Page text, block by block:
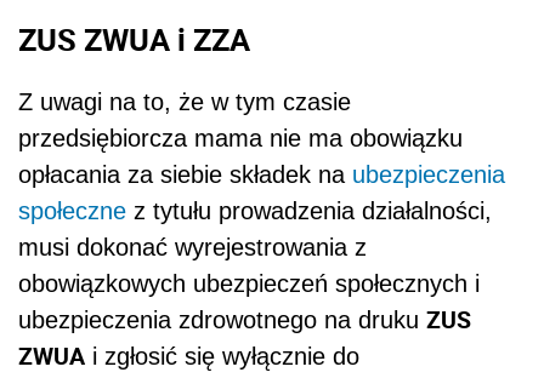
ZUS ZWUA i ZZA
Z uwagi na to, że w tym czasie
przedsiębiorcza mama nie ma obowiązku
opłacania za siebie składek na ubezpieczenia
społeczne z tytułu prowadzenia działalności,
musi dokonać wyrejestrowania z
obowiązkowych ubezpieczeń społecznych i
ubezpieczenia zdrowotnego na druku ZUS
ZWUA i zgłosić się wyłącznie do